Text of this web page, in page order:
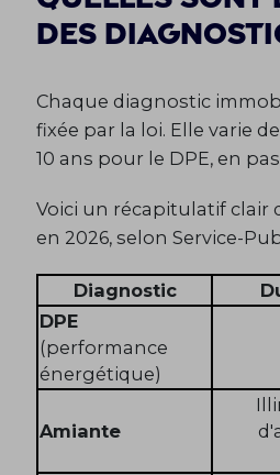
des
Chaque diagnostic
fixée par la loi. Elle varie
10 ans pour le DPE, en
Voici un récapitulatif clair
en 2026, selon Service-
Diagnostic
DPE
(performance
énergétique)
Amiante